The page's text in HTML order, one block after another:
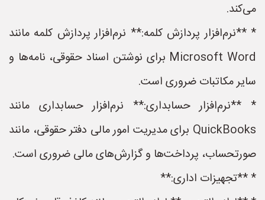
می‌کند.
* **نرم‌افزار پردازش کلمه:** نرم‌افزار پردازش کلمه مانند
Microsoft Word برای نوشتن اسناد حقوقی، نامه‌ها و
سایر مکاتبات ضروری است.
* **نرم‌افزار حسابداری:** نرم‌افزار حسابداری مانند
QuickBooks برای مدیریت امور مالی دفتر حقوقی، مانند
صورتحساب، پرداخت‌ها و گزارش‌های مالی ضروری است.
* **تجهیزات اداری:**